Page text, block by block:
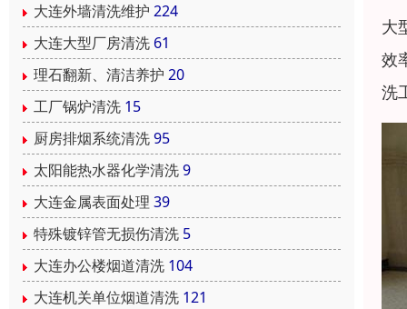
大连外墙清洗维护 224
大连大型厂房清洗 61
理石翻新、清洁养护 20
工厂锅炉清洗 15
厨房排烟系统清洗95
太阳能热水器化学清洗9
大连金属表面处理 39
特殊镀锌管无损伤清洗 5
大连办公楼烟道清洗 104
大连机关单位烟道清洗 121
大
效
洗